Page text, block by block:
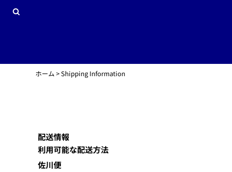
ホーム >Shipping Information
配送情報
利用可能な配送方法
佐川便
ホーム
お問い合わせ
サッカーデモサイト
プライバシーポリシーとクッキーについて
スクリーンプリント加工インフォメーション